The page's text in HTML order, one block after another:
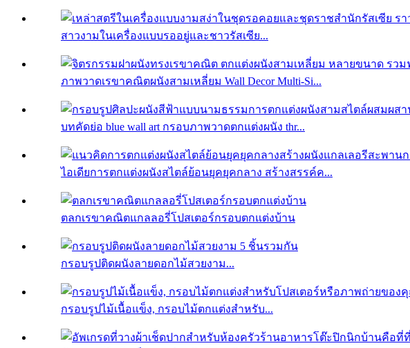
สาวงามในเครื่องแบบรออยู่และชาวรัสเซีย...
ภาพวาดเรขาคณิตผนังสามเหลี่ยม Wall Decor Multi-Si...
บทคัดย่อ blue wall art กรอบภาพวาดตกแต่งผนัง thr...
ไอเดียการตกแต่งผนังสไตล์ย้อนยุคยุคกลาง สร้างสรรค์ค...
ตลกเรขาคณิตแกลลอรี่โปสเตอร์กรอบตกแต่งบ้าน
กรอบรูปติดผนังลายดอกไม้สวยงาม...
กรอบรูปไม้เนื้อแข็ง, กรอบไม้ตกแต่งสำหรับ...